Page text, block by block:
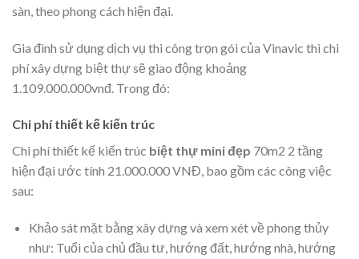
sàn, theo phong cách hiện đại.
Gia đình sử dụng dịch vụ thi công trọn gói của Vinavic thì chi
phí xây dựng biệt thự sẽ giao động khoảng
1.109.000.000vnđ. Trong đó:
Chi phí thiết kế kiến trúc
Chi phí thiết kế kiến trúc biệt thự mini đẹp 70m2 2 tầng
hiện đại ước tính 21.000.000 VNĐ, bao gồm các công việc
sau:
Khảo sát mặt bằng xây dựng và xem xét về phong thủy
như: Tuổi của chủ đầu tư, hướng đất, hướng nhà, hướng